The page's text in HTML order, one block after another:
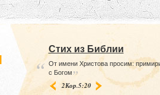
Стих из Библии
“
От имени Христова просим:
с Богом”
2Кор.5:20